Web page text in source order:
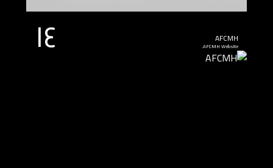
AFCMH
AFCMH Website. ١٤